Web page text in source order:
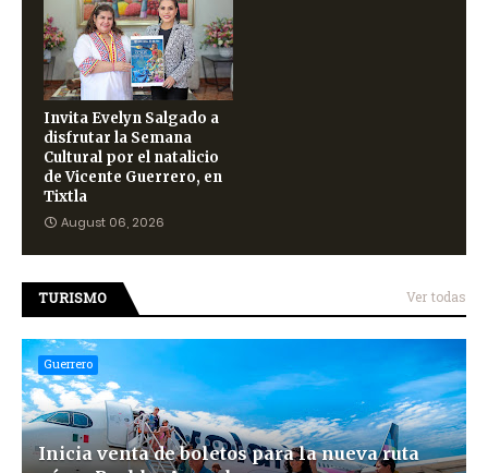
Invita Evelyn Salgado a
disfrutar la Semana
Cultural por el natalicio
de Vicente Guerrero, en
Tixtla
August 06, 2026
TURISMO Ver todas
Guerrero
Inicia venta de boletos para la nueva ruta